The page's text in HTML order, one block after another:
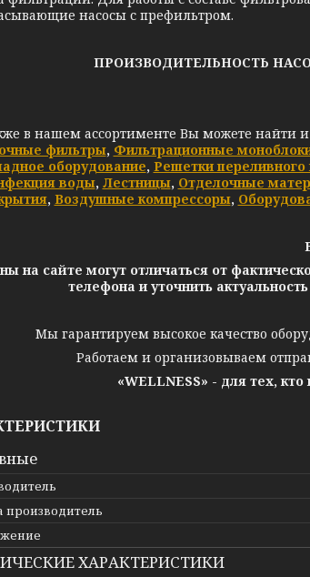
насосы с префильтром.
ПРОИЗВОДИТЕЛЬНОСТЬ
в нашем ассортименте Вы можете найти
фильтры, Фильтрационные
оборудование, Решетки переливного
воды, Лестницы, Отделочные
, Воздушные компрессоры,
на сайте могут отличаться от
телефона и уточнить
Мы гарантируем высокое качество
Работаем и организовываем
«WELLNESS» - для тех,
производитель
ХАРАКТЕРИСТИКИ